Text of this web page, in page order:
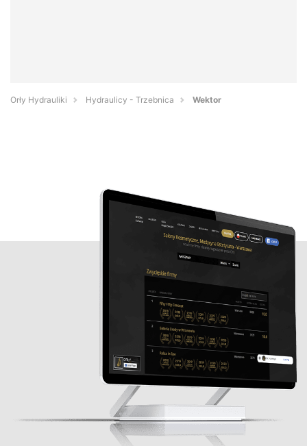
Orły Hydrauliki Hydraulicy - Trzebnica Wektor